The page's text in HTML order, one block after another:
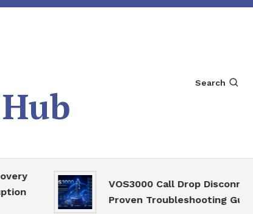
Search
VOS3000 Call Drop Disconnect
Proven Troubleshooting Guide